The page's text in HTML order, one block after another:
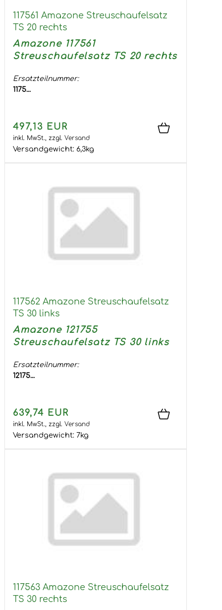
117561 Amazone Streuschaufelsatz
TS 20 rechts
Amazone 117561
Streuschaufelsatz TS 20 rechts
Ersatzteilnummer:
1175...
497,13 EUR
inkl. MwSt., zzgl. Versand
Versandgewicht: 6,3kg
117562 Amazone Streuschaufelsatz
TS 30 links
Amazone 121755
Streuschaufelsatz TS 30 links
Ersatzteilnummer:
12175...
639,74 EUR
inkl. MwSt., zzgl. Versand
Versandgewicht: 7kg
117563 Amazone Streuschaufelsatz
TS 30 rechts